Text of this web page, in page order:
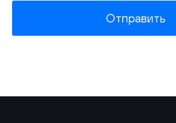
Отправить